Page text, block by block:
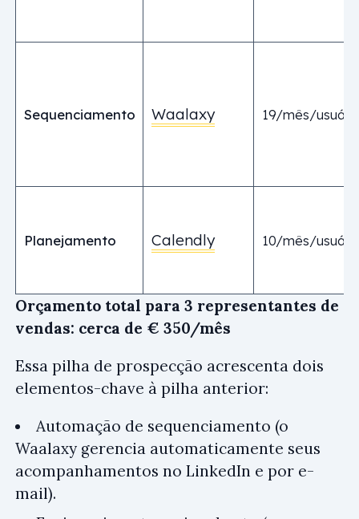
Sequenciamento Waalaxy 19/mês/
Planejamento Calendly 10/mês/
Orçamento total para 3 representantes de
vendas: cerca de € 350/mês
Essa pilha de prospecção acrescenta dois
elementos-chave à pilha anterior:
Automação de sequenciamento (o
Waalaxy gerencia automaticamente seus
acompanhamentos no LinkedIn e por e-
mail).